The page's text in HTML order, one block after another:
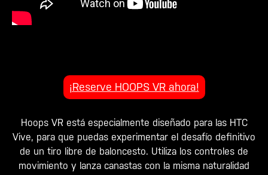
¡Reserve HOOPS VR ahora!
Hoops VR está especialmente diseñado para las HTC
Vive, para que puedas experimentar el desafío definitivo
de un tiro libre de baloncesto. Utiliza los controles de
movimiento y lanza canastas con la misma naturalidad